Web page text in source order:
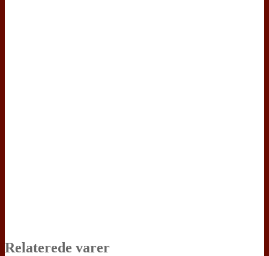
Relaterede varer